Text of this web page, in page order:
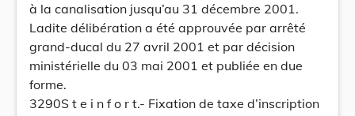
à la canalisation jusqu’au 31 décembre 2001.
Ladite délibération a été approuvée par arrêté
grand-ducal du 27 avril 2001 et par décision
ministérielle du 03 mai 2001 et publiée en due
forme.
3290S t e i n f o r t.- Fixation de taxe d’inscription